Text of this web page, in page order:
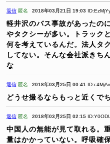
返信 匿名 2018年03月21日 19:03
軽井沢のバス事故があったの
やタクシーが多い。トラック
何を考えているんだ。法人タ
してない。そんな会社派きち
な
返信 匿名 2018年03月25日 00:41
どうせ撮るならもっと近くで
返信 匿名 2018年03月25日 02:15
中国人の無能が見て取れる。
量はかかっていない。呼吸確